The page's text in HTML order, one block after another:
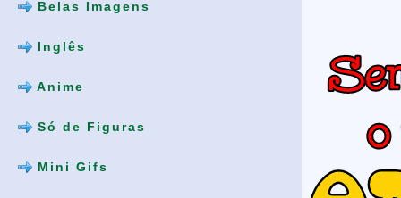
Belas Imagens
Inglês
Anime
Só de Figuras
Mini Gifs